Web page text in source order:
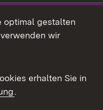
optimal gestalten
wir
erhalten Sie in
.